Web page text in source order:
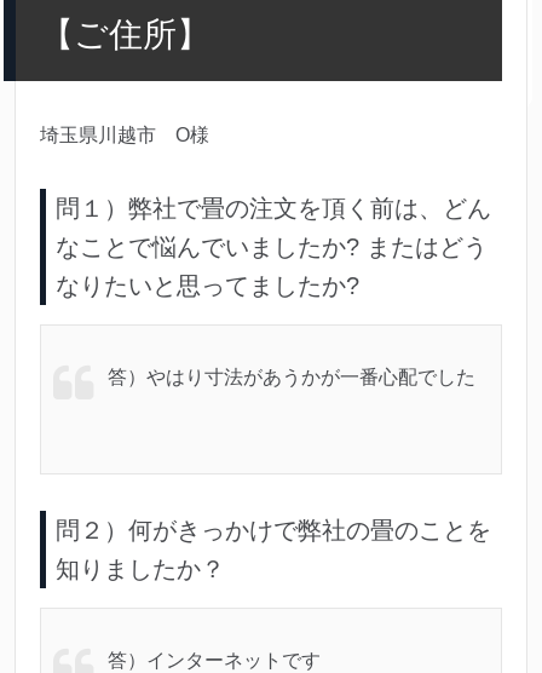
【ご住所】
埼玉県川越市 O様
問１）弊社で畳の注文を頂く前は、どん
なことで悩んでいましたか? またはどう
なりたいと思ってましたか?
答）やはり寸法があうかが一番心配でした
問２）何がきっかけで弊社の畳のことを
知りましたか？
答）インターネットです